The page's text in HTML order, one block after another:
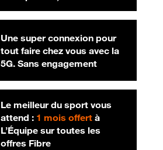
Une super connexion pour
tout faire chez vous avec la
5G. Sans engagement
Le meilleur du sport vous
attend : 1 mois offertà
L’Équipe sur toutes les
offres Fibre